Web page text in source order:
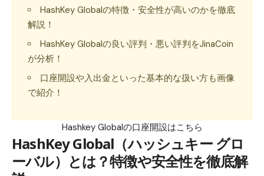
HashKey Globalの特徴・安全性が高いのかを徹底
解説！
HashKey Globalの良い評判・悪い評判をJinaCoin
が分析！
口座開設や入出金といった基本的な扱い方も画像
で紹介！
Hashkey Globalの口座開設はこちら
HashKey Global（ハッシュキー グロ
ーバル）とは？特徴や安全性を徹底解